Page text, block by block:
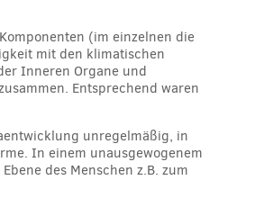
(im einzelnen die
mit den klimatischen
Inneren Organe und
Entsprechend waren
unregelmäßig, in
In einem unausgewogenem
des Menschen z.B. zum